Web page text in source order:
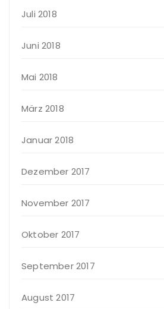
Juli 2018
Juni 2018
Mai 2018
März 2018
Januar 2018
Dezember 2017
November 2017
Oktober 2017
September 2017
August 2017